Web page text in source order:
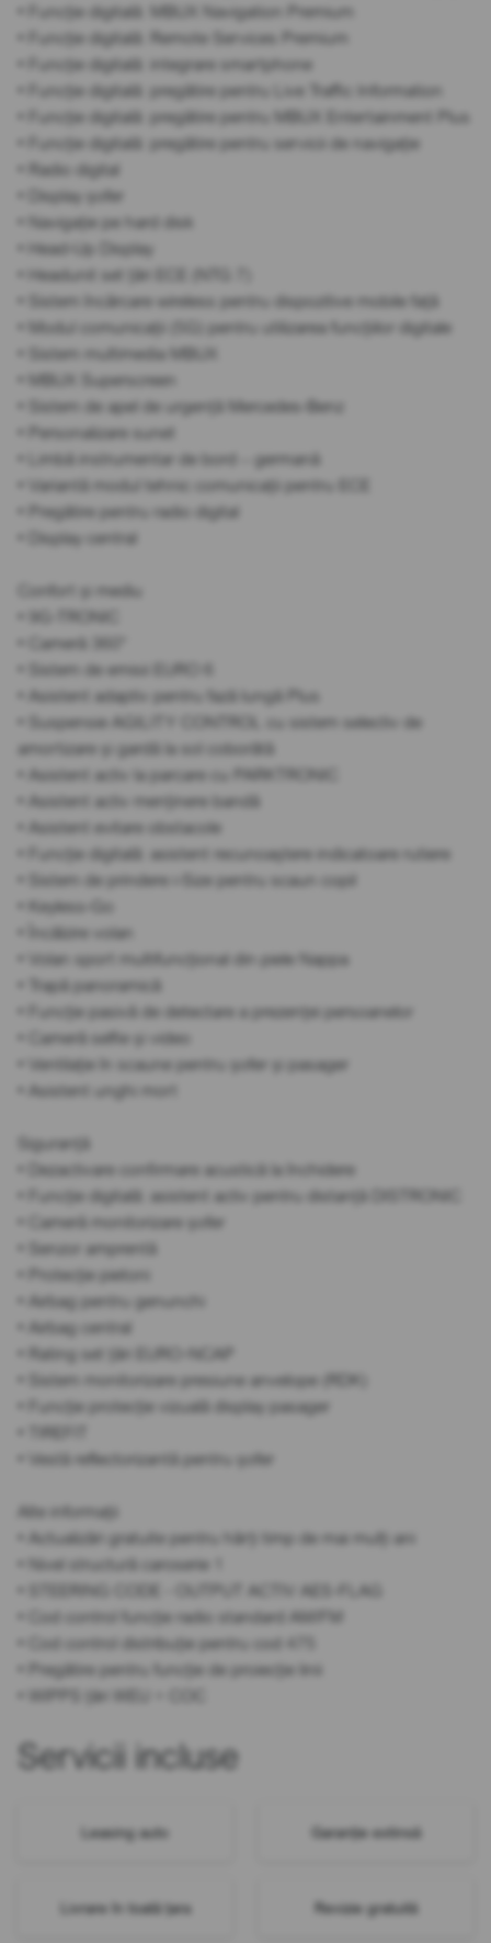
• Funcție digitală: MBUX Navigation Premium
• Funcție digitală: Remote Services Premium
• Funcție digitală: integrare smartphone
• Funcție digitală: pregătire pentru Live Traffic Information
• Funcție digitală: pregătire pentru MBUX Entertainment Plus
• Funcție digitală: pregătire pentru servicii de navigație
• Radio digital
• Display șofer
• Navigație pe hard disk
• Head-Up Display
• Headunit set țări ECE (NTG 7)
• Sistem încărcare wireless pentru dispozitive mobile față
• Modul comunicații (5G) pentru utilizarea funcțiilor digitale
• Sistem multimedia MBUX
• MBUX Superscreen
• Sistem de apel de urgență Mercedes-Benz
• Personalizare sunet
• Limbă instrumentar de bord – germană
• Variantă modul tehnic comunicații pentru ECE
• Pregătire pentru radio digital
• Display central
Confort și mediu
• 9G-TRONIC
• Cameră 360°
• Sistem de emisii EURO 6
• Asistent adaptiv pentru fază lungă Plus
• Suspensie AGILITY CONTROL cu sistem selectiv de
amortizare și gardă la sol coborâtă
• Asistent activ la parcare cu PARKTRONIC
• Asistent activ menținere bandă
• Asistent evitare obstacole
• Funcție digitală: asistent recunoaștere indicatoare rutiere
• Sistem de prindere i-Size pentru scaun copil
• Keyless-Go
• Încălzire volan
• Volan sport multifuncțional din piele Nappa
• Trapă panoramică
• Funcție pasivă de detectare a prezenței persoanelor
• Cameră selfie și video
• Ventilație în scaune pentru șofer și pasager
• Asistent unghi mort
Siguranță
• Dezactivare confirmare acustică la închidere
• Funcție digitală: asistent activ pentru distanță DISTRONIC
• Cameră monitorizare șofer
• Senzor amprentă
• Protecție pietoni
• Airbag pentru genunchi
• Airbag central
• Rating set țări EURO-NCAP
• Sistem monitorizare presiune anvelope (RDK)
• Funcție protecție vizuală display pasager
• Vestă reflectorizantă pentru șofer
Alte informații
• Actualizări gratuite pentru hărți timp de mai mulți ani
• Nivel structură caroserie 1
• STEERING CODE - OUTPUT ACTIV AES-FLAG
• Cod control funcție radio standard AM/FM
• Cod control distribuție pentru cod 475
• Pregătire pentru funcție de proiecție linii
• WIPPS țări WEU + COC
Servicii incluse
Leasing auto Garanție extinsă
Livrare în toată țara Revizie gratuită